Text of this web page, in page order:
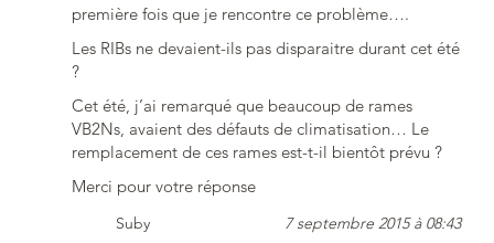
première fois que je rencontre ce problème….
Les RIBs ne devaient-ils pas disparaitre durant cet été
?
Cet été, j’ai remarqué que beaucoup de rames
VB2Ns, avaient des défauts de climatisation… Le
remplacement de ces rames est-t-il bientôt prévu ?
Merci pour votre réponse
Suby 7 septembre 2015 à 08:43